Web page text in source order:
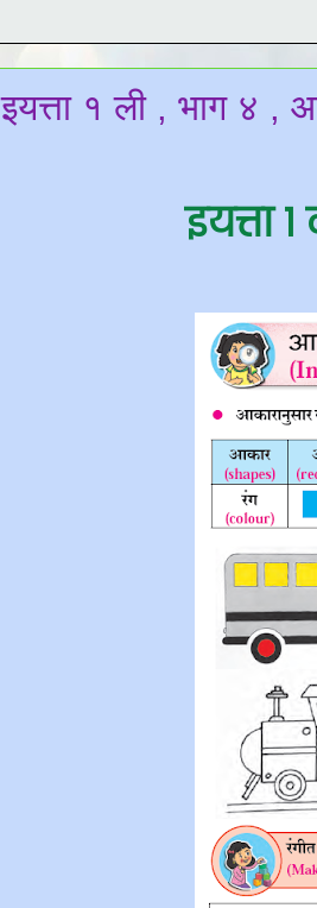
इयत्ता १ ली , भाग ४
इयत्ता